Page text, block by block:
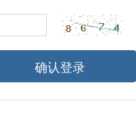
确认登录